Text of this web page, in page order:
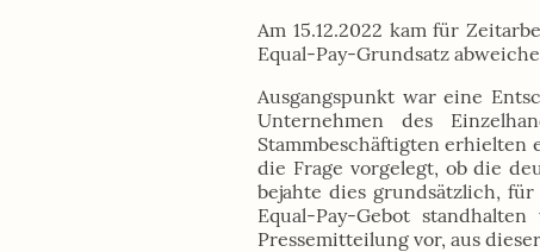
Am 15.12.2022 kam für
Equal-Pay-Grundsatz
Ausgangspunkt war eine
Unternehmen des
Stammbeschäftigten erhielten
die Frage vorgelegt, ob die
bejahte dies grundsätzlich,
Equal-Pay-Gebot
Pressemitteilung vor, aus